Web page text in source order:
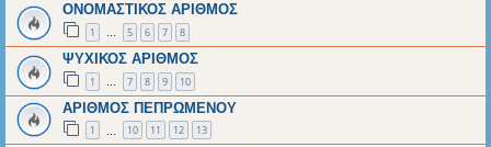
ΟΝΟΜΑΣΤΙΚΟΣ ΑΡΙΘΜΟΣ
1 … 5 6 7 8
ΨΥΧΙΚΟΣ ΑΡΙΘΜΟΣ
1 … 7 8 9 10
AΡΙΘΜΟΣ ΠΕΠΡΩΜΕΝΟΥ
1 10 11 12 13